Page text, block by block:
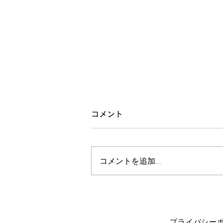
4月の初等講座、ご来場あり
がとうございました
頂いた方々ありがとうございまし
た。 『上肢連続操法、下肢の処
コメント
コメントを追加…